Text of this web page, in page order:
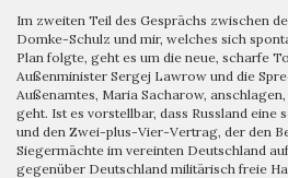
Im zweiten Teil des Gesprächs zwischen
Domke-Schulz und mir, welches sich
Plan folgte, geht es um die neue, scharfe
Außenminister Sergej Lawrow und die
Außenamtes, Maria Sacharow,
geht. Ist es vorstellbar, dass Russland
und den Zwei-plus-Vier-Vertrag, der den
Siegermächte im vereinten Deutschland
gegenüber Deutschland militärisch freie